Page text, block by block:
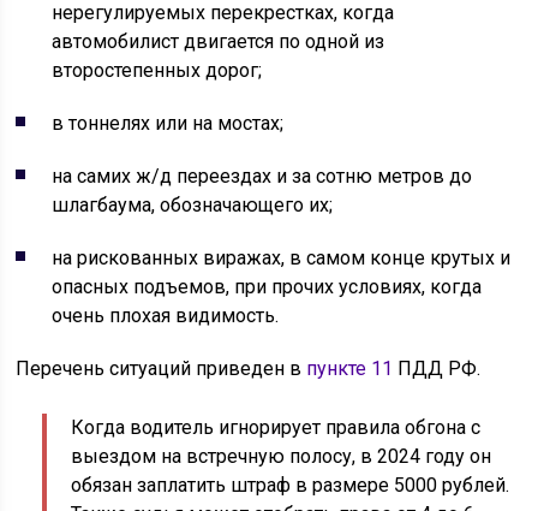
нерегулируемых перекрестках, когда
автомобилист двигается по одной из
второстепенных дорог;
в тоннелях или на мостах;
на самих ж/д переездах и за сотню метров до
шлагбаума, обозначающего их;
на рискованных виражах, в самом конце крутых и
опасных подъемов, при прочих условиях, когда
очень плохая видимость.
Перечень ситуаций приведен в пункте 11 ПДД РФ.
Когда водитель игнорирует правила обгона с
выездом на встречную полосу, в 2024 году он
обязан заплатить штраф в размере 5000 рублей.